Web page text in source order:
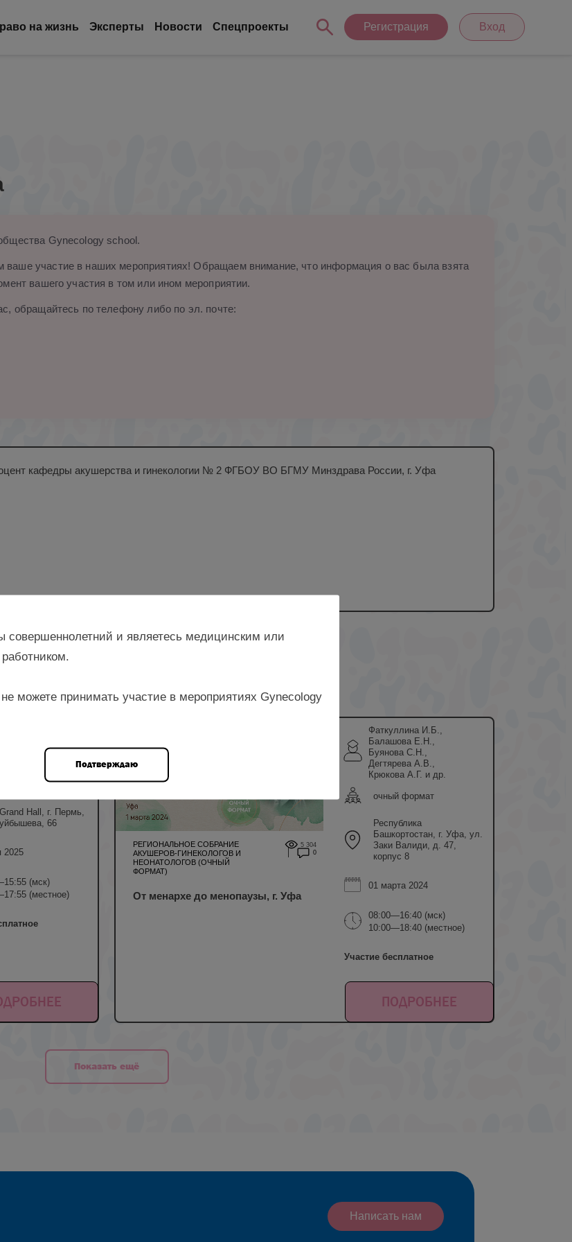
на жизнь Эксперты Новости Спецпроекты Регистрация Вход
Gynecology school.
участие в наших мероприятиях! Обращаем внимание, что информация о вас была взята
вашего участия в том или ином мероприятии.
обращайтесь по телефону либо по эл. почте:
кафедры акушерства и гинекологии № 2 ФГБОУ ВО БГМУ Минздрава России, г. Уфа
Hall, г. Пермь,
66
2025
(мск)
(местное)
РЕГИОНАЛЬНОЕ СОБРАНИЕ
АКУШЕРОВ-ГИНЕКОЛОГОВ И
НЕОНАТОЛОГОВ (ОЧНЫЙ
ФОРМАТ)
5 304
0
От менархе до менопаузы, г. Уфа
Фаткуллина И.Б.,
Балашова Е.Н.,
Буянова С.Н.,
Дегтярева А.В.,
Крюкова А.Г. и др.
очный формат
Республика
Башкортостан, г. Уфа, ул.
Заки Валиди, д. 47,
корпус 8
01 марта 2024
08:00—16:40 (мск)
10:00—18:40 (местное)
Участие бесплатное
ПОДРОБНЕЕ
Показать ещё
Написать нам
совершеннолетний и являетесь медицинским или
можете принимать участие в мероприятиях Gynecology
Подтверждаю